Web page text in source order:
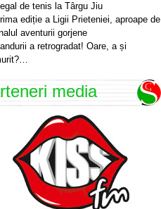
de tenis la Târgu Jiu
ediție a Ligii Prieteniei, aproape de
aventurii gorjene
a retrogradat! Oare, a și
media